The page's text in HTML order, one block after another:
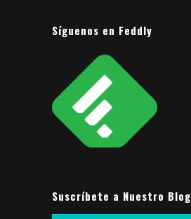
Síguenos en Feddly
Suscríbete a Nuestro Blog